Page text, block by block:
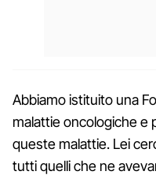
Abbiamo istituito una
malattie oncologiche e
queste malattie. Lei
tutti quelli che ne